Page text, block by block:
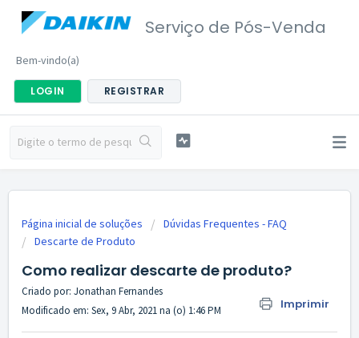
Serviço de Pós-Venda
Bem-vindo(a)
LOGIN REGISTRAR
Página inicial de soluções
Dúvidas Frequentes - FAQ
Descarte de Produto
Como realizar descarte de produto?
Imprimir
Criado por: Jonathan Fernandes
Modificado em: Sex, 9 Abr, 2021 na (o) 1:46 PM